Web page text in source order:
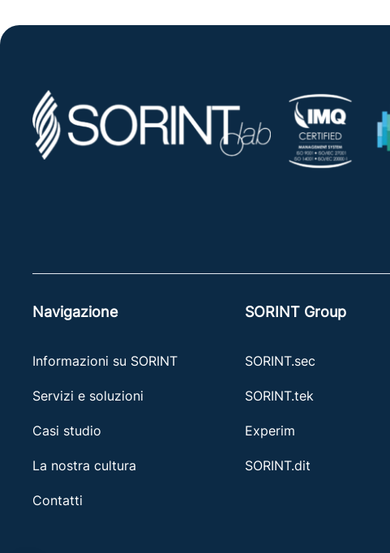
Navigazione
Informazioni su SORINT
Servizi e soluzioni
Casi studio
La nostra cultura
Contatti
SORINT Group
SORINT.sec
SORINT.tek
Experim
SORINT.dit